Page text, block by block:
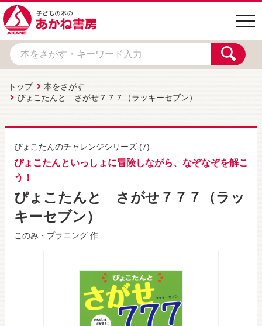
トップ
本をさがす
ぴょこたんと さがせ７７７（ラッキーセブン）
ぴょこたんのチャレンジシリーズ (7)
ぴょこたんといっしょに冒険しながら、なぞなぞを解こ
う！
ぴょこたんと さがせ７７７（ラッ
キーセブン）
このみ・プラニング 作